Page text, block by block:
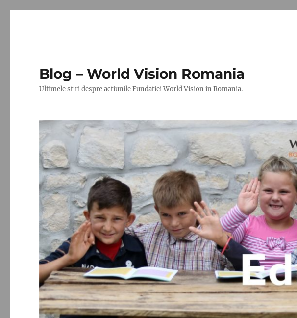
Blog – World Vision Romania
Ultimele stiri despre actiunile Fundatiei World Vision in Romania.